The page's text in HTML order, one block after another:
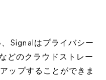
Signalはプライバシー
どのクラウドストレー
ップすることができま